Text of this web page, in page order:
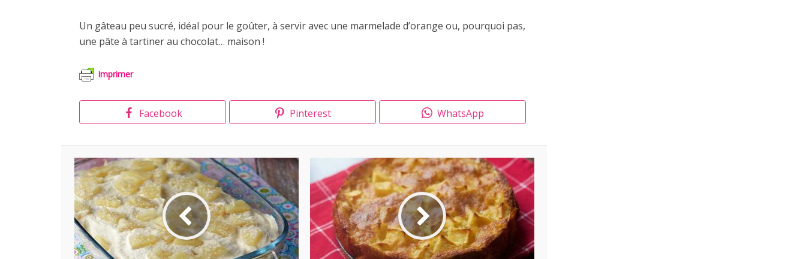
Un gâteau peu sucré, idéal pour le goûter, à servir avec une marmelade d’orange ou, pourquoi pas,
une pâte à tartiner au chocolat… maison !
Imprimer
Facebook Pinterest WhatsApp